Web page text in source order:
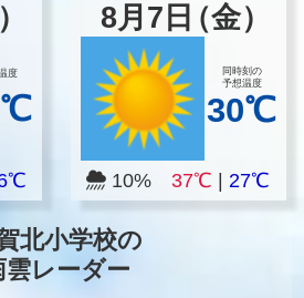
度
8月 7 日（金）
同時刻の
予想温度
30℃
10%37℃ |27℃
北小学校の
雲レーダー